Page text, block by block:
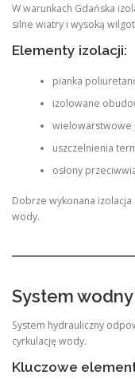
W warunkach Gdańska
silne wiatry i wysoką
Elementy izolacji:
pianka
izolowane
wielowarstwowe
uszczelnienia
osłony
Dobrze wykonana
wody.
System
System hydrauliczny
cyrkulację wody.
Kluczowe